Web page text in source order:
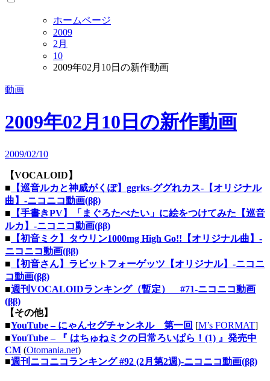
ホームページ
2009
2月
10
2009年02月10日の新作動画
動画
2009年02月10日の新作動画
2009/02/10
【VOCALOID】
■ 【巡音ルカと神威がくぽ】ggrks-ググれカス-【オリジナル
曲】‐ニコニコ動画(ββ)
■ 【手書きPV】「まぐろたべたい」に絵をつけてみた【巡音
ルカ】‐ニコニコ動画(ββ)
■ 【初音ミク】タウリン1000mg High Go!!【オリジナル曲】‐
ニコニコ動画(ββ)
■ 【初音さん】ラビットフォーゲッツ【オリジナル】‐ニコニ
コ動画(ββ)
■週刊VOCALOIDランキング（暫定） #71‐ニコニコ動画
(ββ)
【その他】
■YouTube – にゃんセグチャンネル 第一回 [M’s FORMAT]
■YouTube – 『 はちゅねミクの日常ろいぱら！(1) 』発売中
CM (Otomania.net)
■週刊ニコニコランキング #92 (2月第2週)‐ニコニコ動画(ββ)